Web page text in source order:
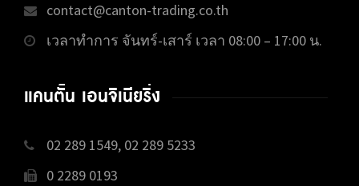
contact@canton-trading.co.th
เวลาทำการ จันทร์-เสาร์ เวลา 08:00 – 17:00 น.
แคนตั้น เอนจิเนียริ่ง
02 289 1549, 02 289 5233
0 2289 0193